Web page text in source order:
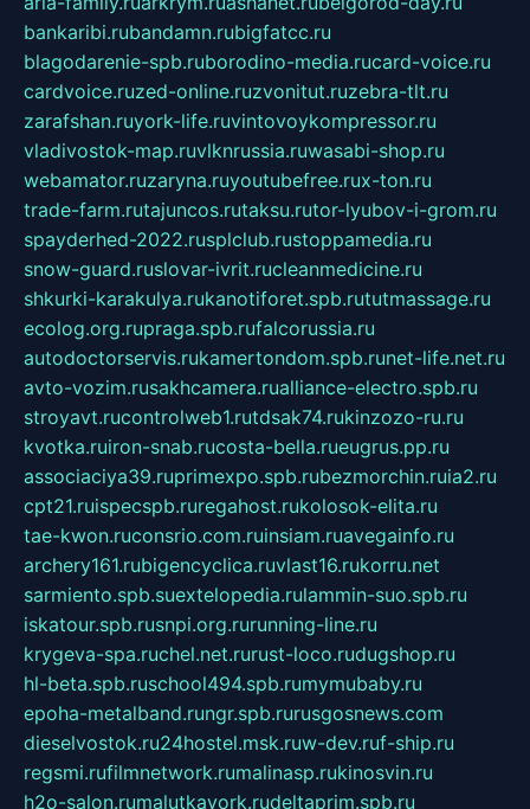
bankaribi.rubandamn.rubigfatcc.ru
blagodarenie-spb.ruborodino-media.rucard-voice.ru
cardvoice.ruzed-online.ruzvonitut.ruzebra-tlt.ru
zarafshan.ruyork-life.ruvintovoykompressor.ru
vladivostok-map.ruvlknrussia.ruwasabi-shop.ru
webamator.ruzaryna.ruyoutubefree.rux-ton.ru
trade-farm.rutajuncos.rutaksu.rutor-lyubov-i-grom.ru
spayderhed-2022.rusplclub.rustoppamedia.ru
snow-guard.ruslovar-ivrit.rucleanmedicine.ru
shkurki-karakulya.rukanotiforet.spb.rututmassage.ru
ecolog.org.rupraga.spb.rufalcorussia.ru
autodoctorservis.rukamertondom.spb.runet-life.net.ru
avto-vozim.rusakhcamera.rualliance-electro.spb.ru
stroyavt.rucontrolweb1.rutdsak74.rukinzozo-ru.ru
kvotka.ruiron-snab.rucosta-bella.rueugrus.pp.ru
associaciya39.ruprimexpo.spb.rubezmorchin.ruia2.ru
cpt21.ruispecspb.ruregahost.rukolosok-elita.ru
tae-kwon.ruconsrio.com.ruinsiam.ruavegainfo.ru
archery161.rubigencyclica.ruvlast16.rukorru.net
sarmiento.spb.suextelopedia.rulammin-suo.spb.ru
iskatour.spb.rusnpi.org.rurunning-line.ru
krygeva-spa.ruchel.net.rurust-loco.rudugshop.ru
hl-beta.spb.ruschool494.spb.rumymubaby.ru
epoha-metalband.rungr.spb.rurusgosnews.com
dieselvostok.ru24hostel.msk.ruw-dev.ruf-ship.ru
regsmi.rufilmnetwork.rumalinasp.rukinosvin.ru
h2o-salon.rumalutkayork.rudeltaprim.spb.ru